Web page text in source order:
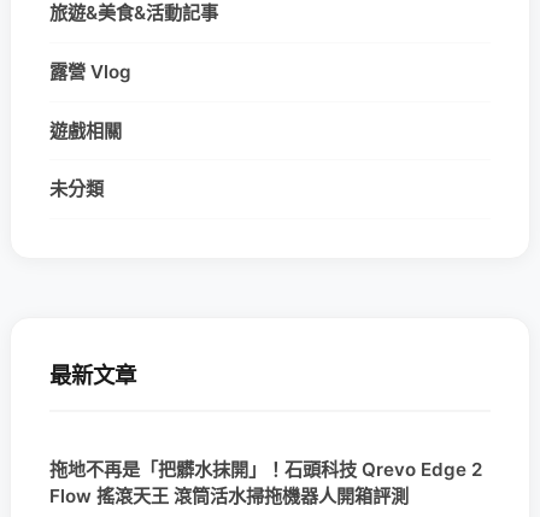
旅遊&美食&活動記事
露營 Vlog
遊戲相關
未分類
最新文章
拖地不再是「把髒水抹開」！石頭科技 Qrevo Edge 2
Flow 搖滾天王 滾筒活水掃拖機器人開箱評測